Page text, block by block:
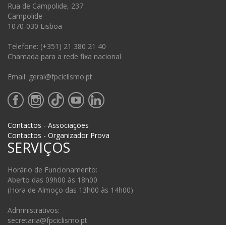
Rua de Campolide, 237
Campolide
1070-030 Lisboa
Telefone: (+351) 21 380 21 40
Chamada para a rede fixa nacional
Email: geral@fpciclismo.pt
Contactos - Associações
Contactos - Organizador Prova
SERVIÇOS
Horário de Funcionamento:
Aberto das 09h00 às 18h00
(Hora de Almoço das 13h00 às 14h00)
Administrativos:
secretaria@fpciclismo.pt